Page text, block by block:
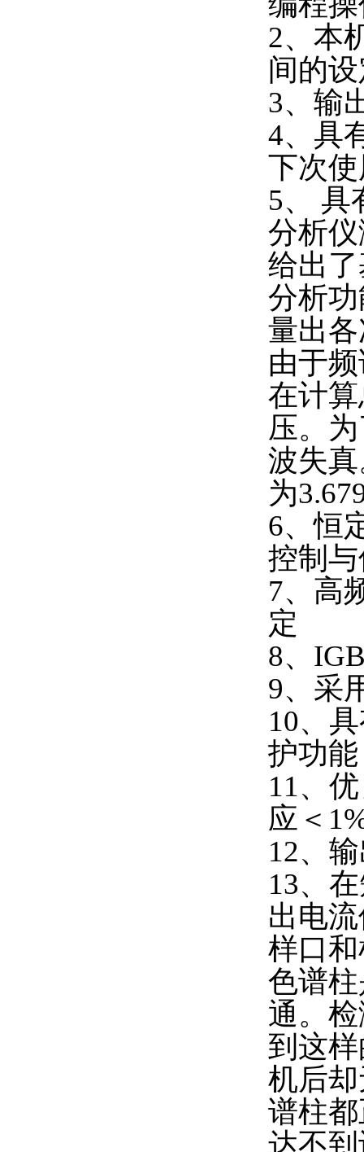
2、本
间的
3、输
4、具
下次
5、 具
分析
给出
分析
量出
由于
在计
压。
波失
为
6、恒
控制
7、高
定
8、
9、采
10、
护功
11、
应＜
12、
13、
出电
样口
色谱
通。
到这
机后
谱柱
达不